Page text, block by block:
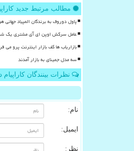
مطالب مرتبط جدید
پاول دوروف به برندگان المپیاد
عامل سرکش اوپن ای آی مشتری یک
بازاریاب ها کف بازار اینترنت پرو می
سه مدل جمینای به بازار آمدند
نظرات بینندگان
نام:
ایمیل:
نظر: